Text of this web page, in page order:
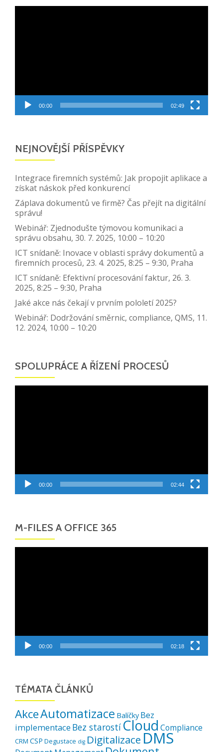
00:00 02:49
NEJNOVĚJŠÍ PŘÍSPĚVKY
Integrace firemních systémů: Jak propojit aplikace a
získat náskok před konkurencí
Záplava dokumentů ve firmě? Čas přejít na digitální
správu!
Webinář: Zjednodušte týmovou komunikaci a
správu obsahu, 30. 7. 2025, 10:00 – 10:20
ICT snídaně: Inovace v oblasti správy dokumentů a
firemních procesů, 23. 4. 2025, 8:25 – 9:30, Praha
ICT snídaně: Efektivní procesování faktur, 26. 3.
2025, 8:25 – 9:30, Praha
Jaké akce nás čekají v prvním pololetí 2025?
Webinář: Dodržování směrnic, compliance, QMS, 11.
12. 2024, 10:00 – 10:20
SPOLUPRÁCE A ŘÍZENÍ PROCESŮ
00:00 02:44
M-FILES A OFFICE 365
00:00 02:18
TÉMATA ČLÁNKŮ
AkceAutomatizace Balíčky Bez
implementace Bez starostí Cloud Compliance
CRM CSP Degustace dig Digitalizace DMS